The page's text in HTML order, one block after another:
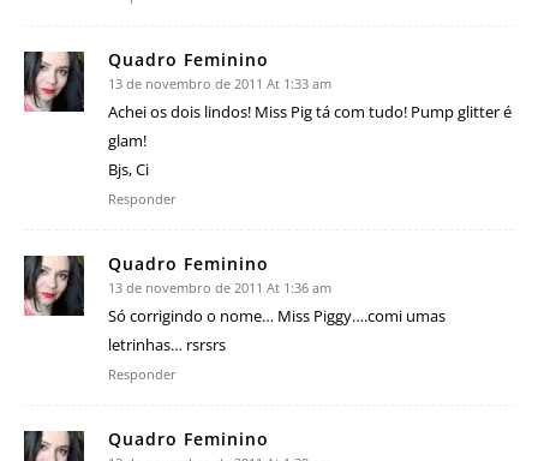
Quadro Feminino
13 de novembro de 2011 At 1:33 am
Achei os dois lindos! Miss Pig tá com tudo! Pump glitter é
glam!
Bjs, Ci
Responder
Quadro Feminino
13 de novembro de 2011 At 1:36 am
Só corrigindo o nome… Miss Piggy….comi umas
letrinhas… rsrsrs
Responder
Quadro Feminino